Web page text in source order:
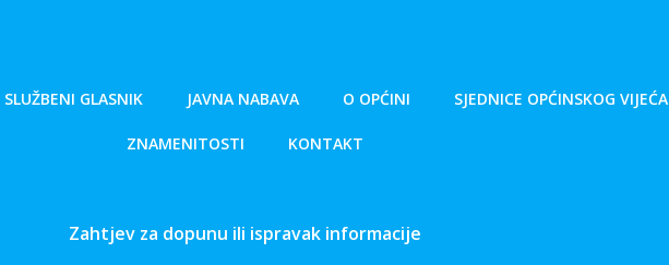
SLUŽBENI GLASNIK JAVNA NABAVA O OPĆINI SJEDNICE OPĆINSKOG VIJEĆA
ZNAMENITOSTI KONTAKT
Zahtjev za dopunu ili ispravak informacije